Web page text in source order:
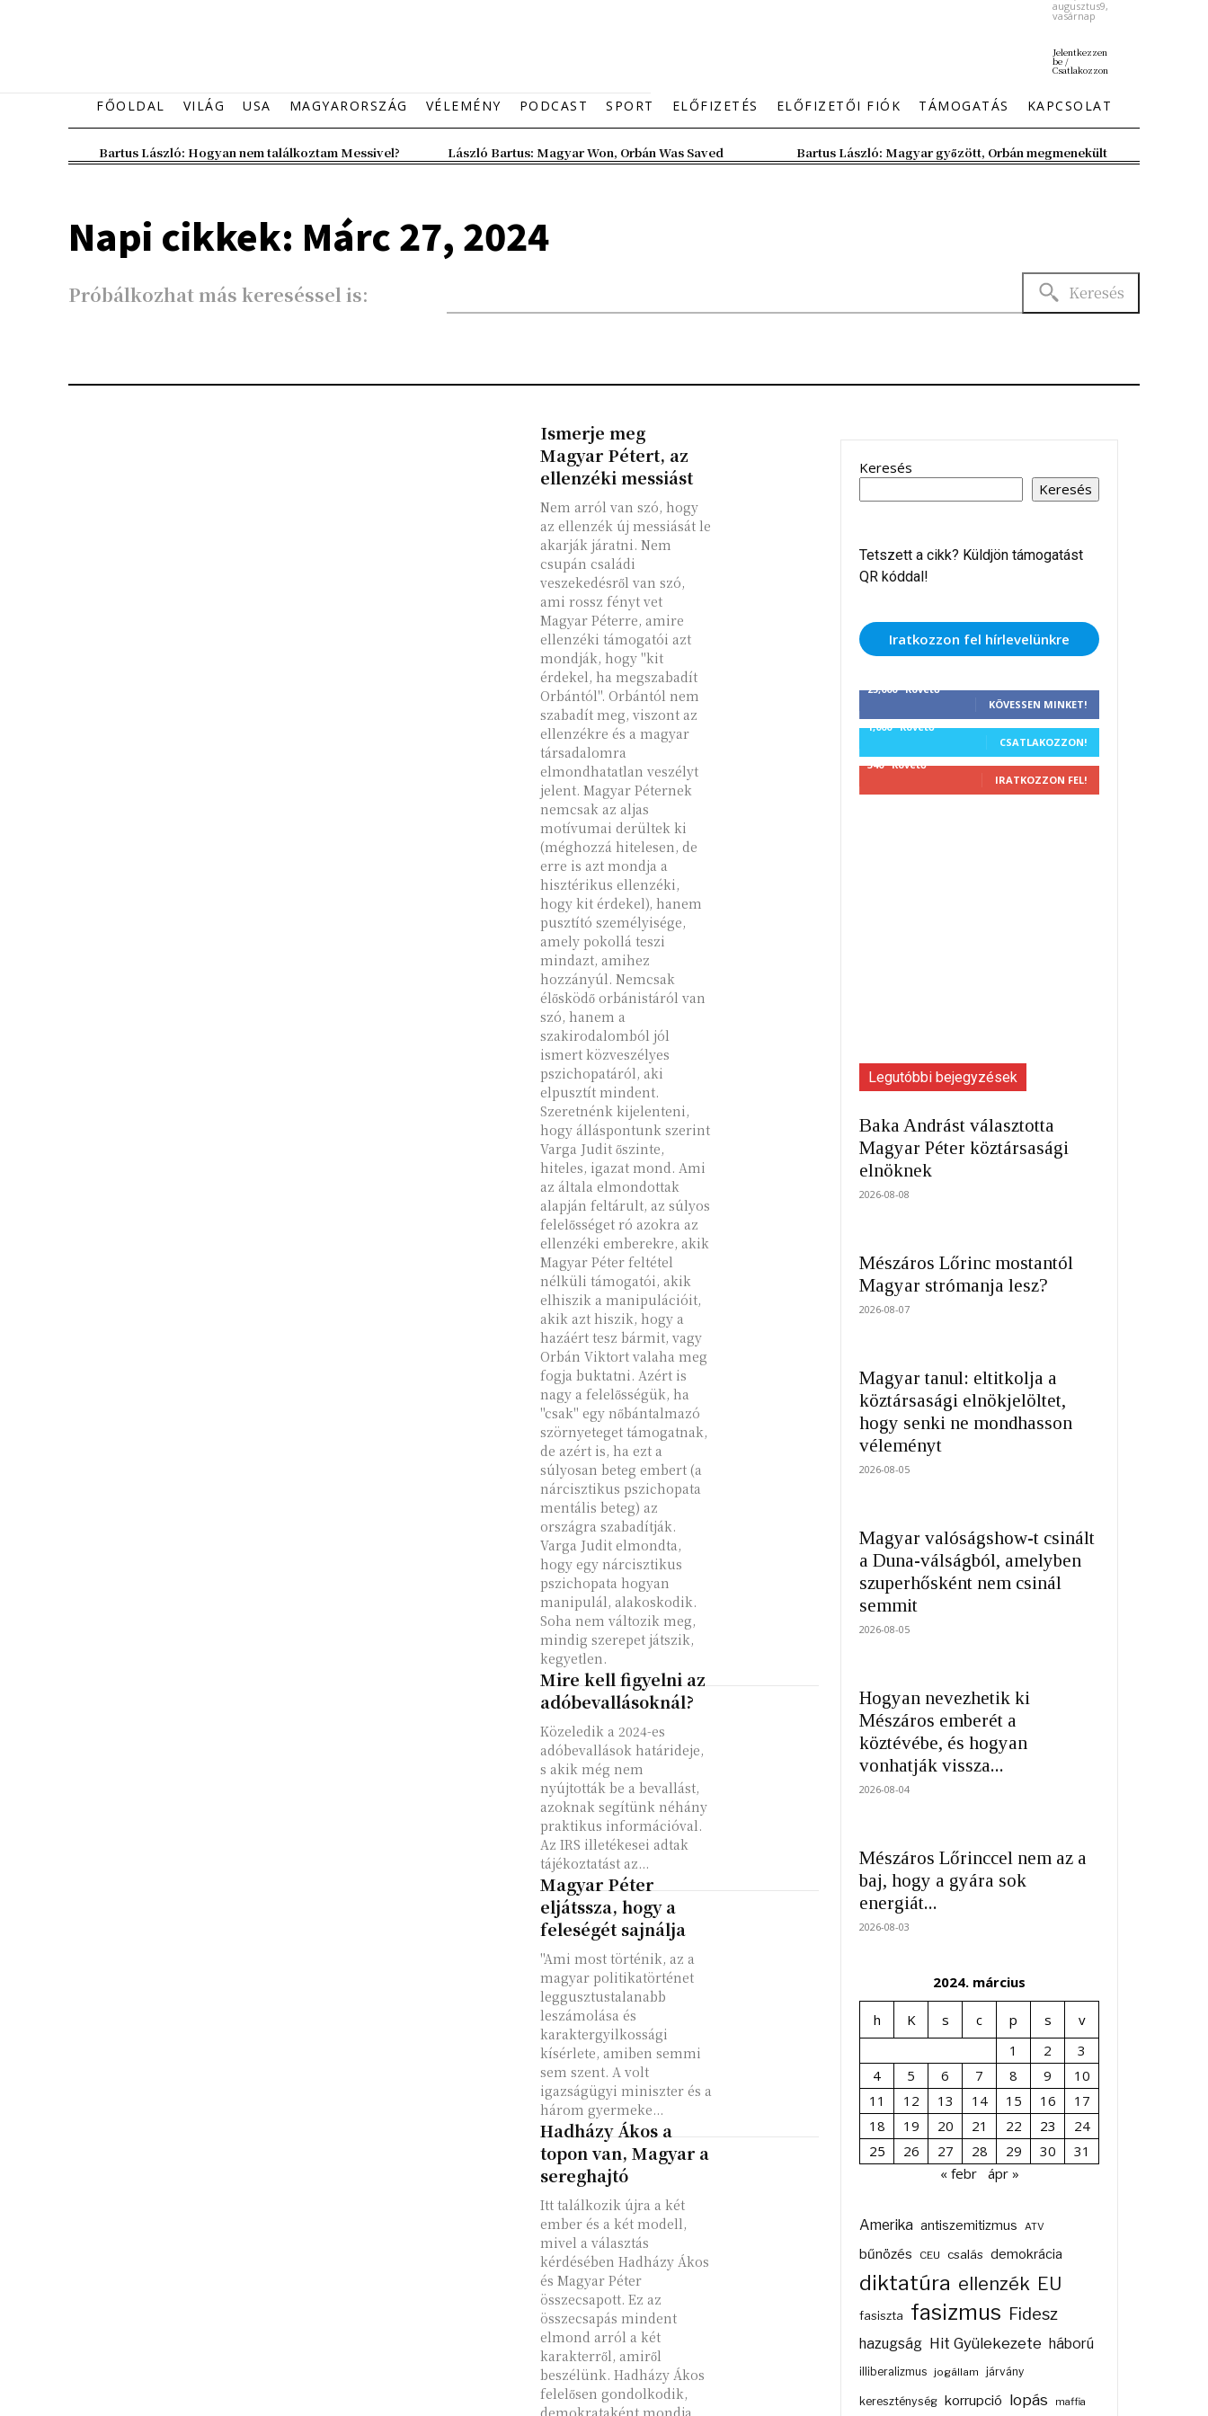
augusztus9,
vasárnap
Jelentkezzen
be /
Csatlakozzon
FŐOLDAL VILÁG USA MAGYARORSZÁG VÉLEMÉNY PODCAST SPORT ELŐFIZETÉS ELŐFIZETŐI FIÓK TÁMOGATÁS KAPCSOLAT
Bartus László: Hogyan nem találkoztam Messivel? László Bartus: Magyar Won, Orbán Was Saved Bartus László: Magyar győzött, Orbán megmenekült
Napi cikkek: Márc 27, 2024
Próbálkozhat más kereséssel is: Keresés
Ismerje meg
Magyar Pétert, az
ellenzéki messiást
Nem arról van szó, hogy
az ellenzék új messiását le
akarják járatni. Nem
csupán családi
veszekedésről van szó,
ami rossz fényt vet
Magyar Péterre, amire
ellenzéki támogatói azt
mondják, hogy "kit
érdekel, ha megszabadít
Orbántól". Orbántól nem
szabadít meg, viszont az
ellenzékre és a magyar
társadalomra
elmondhatatlan veszélyt
jelent. Magyar Péternek
nemcsak az aljas
motívumai derültek ki
(méghozzá hitelesen, de
erre is azt mondja a
hisztérikus ellenzéki,
hogy kit érdekel), hanem
pusztító személyisége,
amely pokollá teszi
mindazt, amihez
hozzányúl. Nemcsak
élősködő orbánistáról van
szó, hanem a
szakirodalomból jól
ismert közveszélyes
pszichopatáról, aki
elpusztít mindent.
Szeretnénk kijelenteni,
hogy álláspontunk szerint
Varga Judit őszinte,
hiteles, igazat mond. Ami
az általa elmondottak
alapján feltárult, az súlyos
felelősséget ró azokra az
ellenzéki emberekre, akik
Magyar Péter feltétel
nélküli támogatói, akik
elhiszik a manipulációit,
akik azt hiszik, hogy a
hazáért tesz bármit, vagy
Orbán Viktort valaha meg
fogja buktatni. Azért is
nagy a felelősségük, ha
"csak" egy nőbántalmazó
szörnyeteget támogatnak,
de azért is, ha ezt a
súlyosan beteg embert (a
nárcisztikus pszichopata
mentális beteg) az
országra szabadítják.
Varga Judit elmondta,
hogy egy nárcisztikus
pszichopata hogyan
manipulál, alakoskodik.
Soha nem változik meg,
mindig szerepet játszik,
kegyetlen.
Mire kell figyelni az
adóbevallásoknál?
Közeledik a 2024-es
adóbevallások határideje,
s akik még nem
nyújtották be a bevallást,
azoknak segítünk néhány
praktikus információval.
Az IRS illetékesei adtak
tájékoztatást az...
Magyar Péter
eljátssza, hogy a
feleségét sajnálja
"Ami most történik, az a
magyar politikatörténet
leggusztustalanabb
leszámolása és
karaktergyilkossági
kísérlete, amiben semmi
sem szent. A volt
igazságügyi miniszter és a
három gyermeke...
Hadházy Ákos a
topon van, Magyar a
sereghajtó
Itt találkozik újra a két
ember és a két modell,
mivel a választás
kérdésében Hadházy Ákos
és Magyar Péter
összecsapott. Ez az
összecsapás mindent
elmond arról a két
karakterről, amiről
beszélünk. Hadházy Ákos
felelősen gondolkodik,
demokrataként mondja,
Keresés
Keresés
Tetszett a cikk? Küldjön támogatást
QR kóddal!
Iratkozzon fel hírlevelünkre
25,000 Követő
KÖVESSEN MINKET!
1,000 Követő
CSATLAKOZZON!
340 Követő
IRATKOZZON FEL!
Legutóbbi bejegyzések
Baka Andrást választotta
Magyar Péter köztársasági
elnöknek
2026-08-08
Mészáros Lőrinc mostantól
Magyar strómanja lesz?
2026-08-07
Magyar tanul: eltitkolja a
köztársasági elnökjelöltet,
hogy senki ne mondhasson
véleményt
2026-08-05
Magyar valóságshow-t csinált
a Duna-válságból, amelyben
szuperhősként nem csinál
semmit
2026-08-05
Hogyan nevezhetik ki
Mészáros emberét a
köztévébe, és hogyan
vonhatják vissza...
2026-08-04
Mészáros Lőrinccel nem az a
baj, hogy a gyára sok
energiát...
2026-08-03
2024. március
h K s c p s
v
1
2
3
4
5 6 7 8 9
10
11
12 13 14 15 16
17
18
19 20 21 22 23
24
25
26 27 28 29 30
31
« febr
ápr »
Amerika antiszemitizmus ATV
bűnözés CEU csalás demokrácia
diktatúra ellenzék EU
fasiszta fasizmus Fidesz
hazugság Hit Gyülekezete háború
illiberalizmus jogállam járvány
kereszténység korrupció lopás maffia